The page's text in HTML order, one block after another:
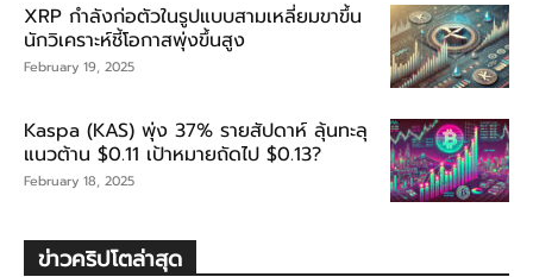
XRP กำลังก่อตัวในรูปแบบสามเหลี่ยมขาขึ้น
นักวิเคราะห์ชี้โอกาสพุ่งขึ้นสูง
February 19, 2025
Kaspa (KAS) พุ่ง 37% รายสัปดาห์ ลุ้นทะลุ
แนวต้าน $0.11 เป้าหมายถัดไป $0.13?
February 18, 2025
ข่าวคริปโตล่าสุด